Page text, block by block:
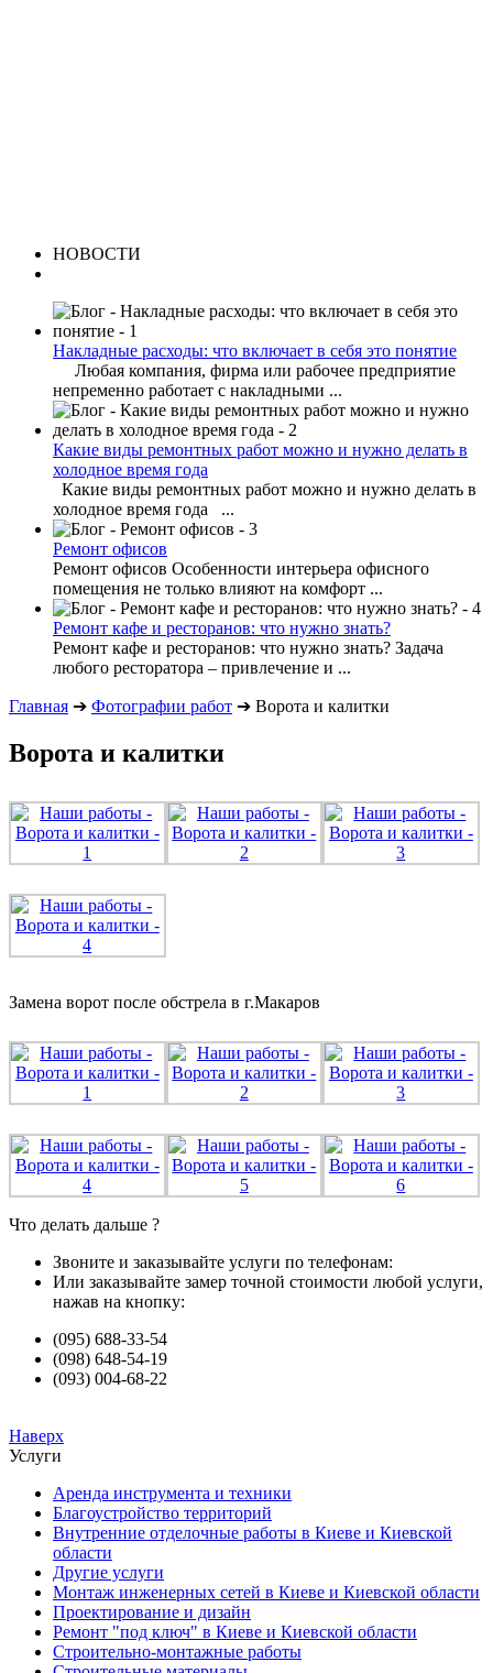
НОВОСТИ
Накладные расходы: что включает в себя это понятие
Любая компания, фирма или рабочее предприятие
непременно работает с накладными ...
Какие виды ремонтных работ можно и нужно делать в
холодное время года
Какие виды ремонтных работ можно и нужно делать в
холодное время года ...
Ремонт офисов
Ремонт офисов Особенности интерьера офисного
помещения не только влияют на комфорт ...
Ремонт кафе и ресторанов: что нужно знать?
Ремонт кафе и ресторанов: что нужно знать? Задача
любого ресторатора – привлечение и ...
Главная ➔ Фотографии работ ➔ Ворота и калитки
Ворота и калитки
Замена ворот после обстрела в г.Макаров
Что делать дальше ?
Звоните и заказывайте услуги по телефонам:
Или заказывайте замер точной стоимости любой услуги,
нажав на кнопку:
(095) 688-33-54
(098) 648-54-19
(093) 004-68-22
Наверх
Услуги
Аренда инструмента и техники
Благоустройство территорий
Внутренние отделочные работы в Киеве и Киевской
области
Другие услуги
Монтаж инженерных сетей в Киеве и Киевской области
Проектирование и дизайн
Ремонт "под ключ" в Киеве и Киевской области
Строительно-монтажные работы